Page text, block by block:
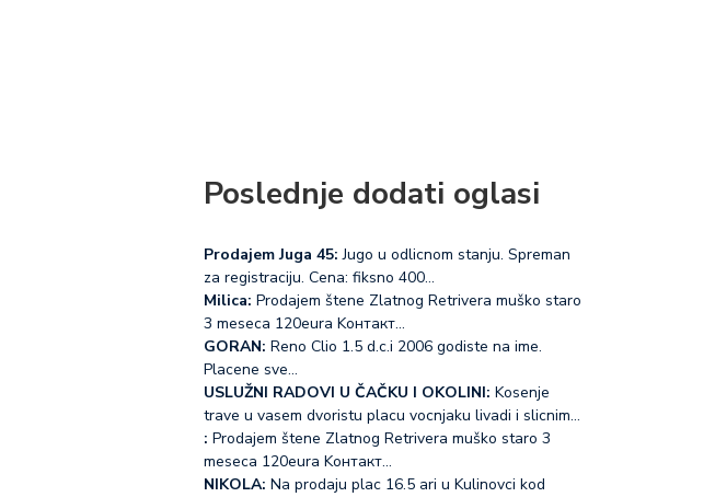
Poslednje dodati oglasi
Prodajem Juga 45: Jugo u odlicnom stanju. Spreman
za registraciju. Cena: fiksno 400…
Milica: Prodajem štene Zlatnog Retrivera muško staro
3 meseca 120eura Koнтакт…
GORAN: Reno Clio 1.5 d.c.i 2006 godiste na ime.
Placene sve…
USLUŽNI RADOVI U ČAČKU I OKOLINI: Kosenje
trave u vasem dvoristu placu vocnjaku livadi i slicnim…
: Prodajem štene Zlatnog Retrivera muško staro 3
meseca 120eura Koнтакт…
NIKOLA: Na prodaju plac 16.5 ari u Kulinovci kod